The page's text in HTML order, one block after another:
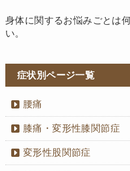
身体に関するお悩みごとは
い。
症状別ページ一覧
腰痛
膝痛・変形性膝関節症
変形性股関節症